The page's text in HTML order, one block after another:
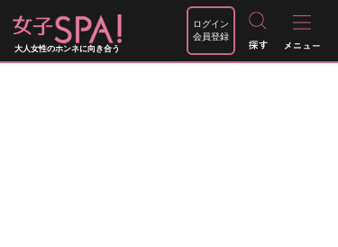
大人女性のホンネに向き合う
ログイン
会員登録